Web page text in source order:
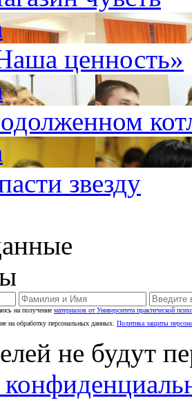
ценность»
звезду
на получение материалов от Университета практической
на обработку персональных данных. Политика защиты
не будут